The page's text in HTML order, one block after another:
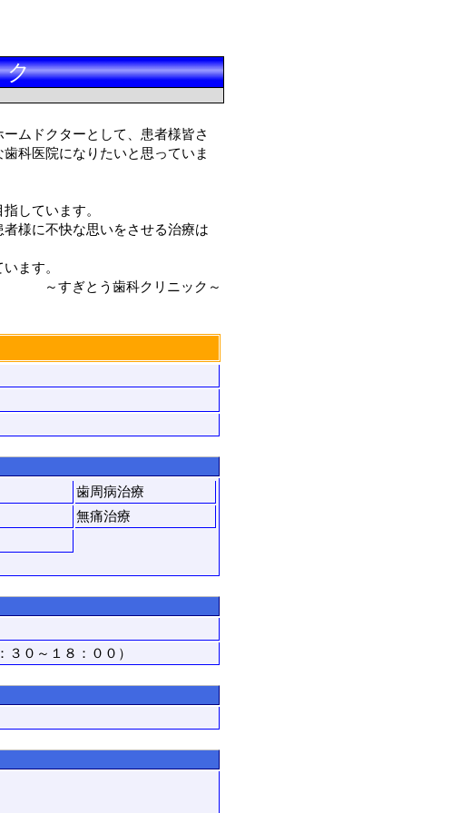
ク
ムドクターとして、患者様皆さ
科医院になりたいと思っていま
しています。
様に不快な思いをさせる治療は
ます。
～すぎとう歯科クリニック～
歯周病治療
無痛治療
３０～１８：００）